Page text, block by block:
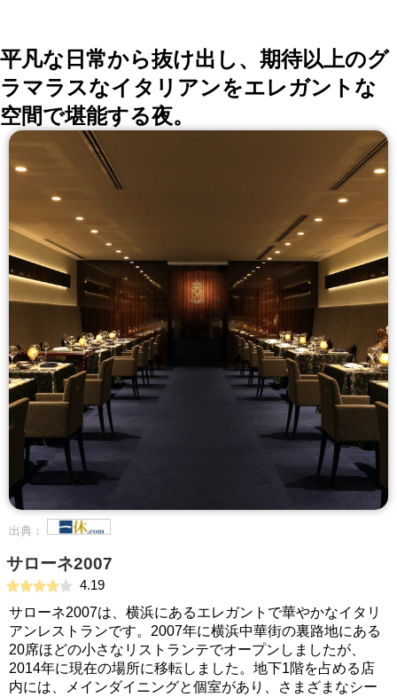
平凡な日常から抜け出し、期待以上のグ
ラマラスなイタリアンをエレガントな
空間で堪能する夜。
出典：
サローネ2007
4.19
サローネ2007は、横浜にあるエレガントで華やかなイタリ
アンレストランです。2007年に横浜中華街の裏路地にある
20席ほどの小さなリストランテでオープンしましたが、
2014年に現在の場所に移転しました。地下1階を占める店
内には、メインダイニングと個室があり、さまざまなシー